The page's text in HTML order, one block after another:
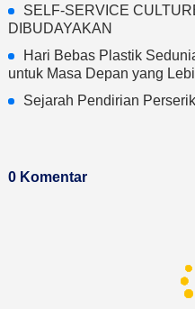
SELF-SERVICE
DIBUDAYAKAN
Hari Bebas Plastik
untuk Masa Depan yang
Sejarah Pendirian
0 Komentar